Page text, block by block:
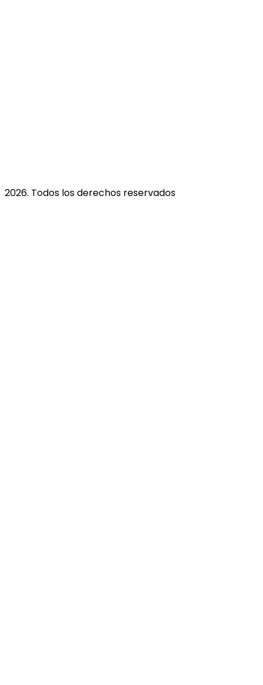
2026. Todos los derechos reservados​